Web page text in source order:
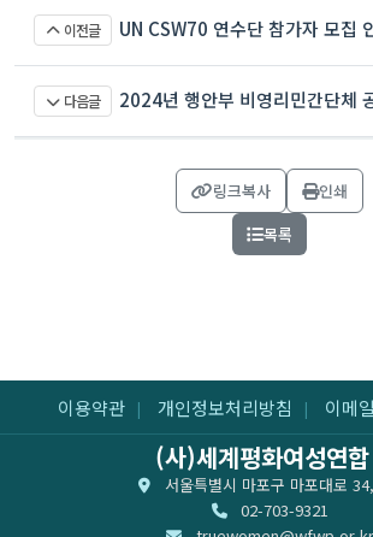
이전글 UN CSW70 연수단 참가자 모집
다음글
2024년 행안부 비영리민간단체
링크복사
인쇄
목록
이용약관 | 개인정보처리방침 | 이메
(사)세계평화여성연합
서울특별시 마포구 마포대로
02-703-9321